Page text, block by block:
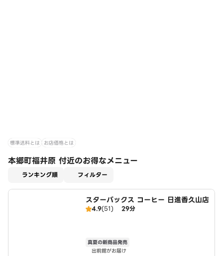
標準送料とは お店価格とは
本郷町福井原 付近のお得なメニュー
ランキング順 フィルター
スターバックス コーヒー 日進香久山店
4.9(51) 29分
真夏の新商品発売
出前館がお届け